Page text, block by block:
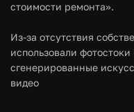
стоимости ремонта».
Из-за отсутствия
использовали
сгенерированные
видео